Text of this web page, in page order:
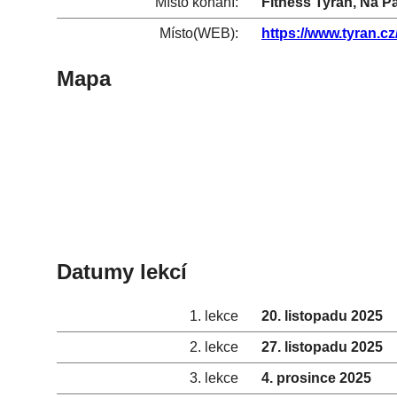
Místo(WEB): https://
Mapa
Datumy lekcí
1. lekce 20. listopadu 2025
2. lekce 27. listopadu 2025
3. lekce 4. prosince 2025